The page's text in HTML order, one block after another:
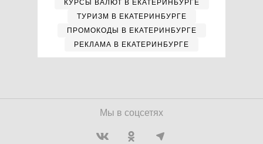
КУРСЫ ВАЛЮТ В ЕКАТЕРИНБУРГЕ
ТУРИЗМ В ЕКАТЕРИНБУРГЕ
ПРОМОКОДЫ В ЕКАТЕРИНБУРГЕ
РЕКЛАМА В ЕКАТЕРИНБУРГЕ
Мы в соцсетях